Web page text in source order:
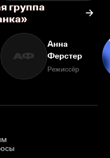
группа
АФ
Анна
Ферстер
Режиссёр